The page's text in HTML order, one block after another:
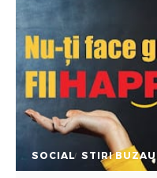
SOCIAL STIRI BUZAU